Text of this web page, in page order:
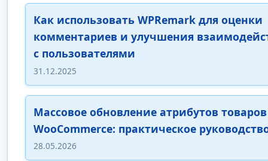
Как использовать WPRemark для оценки
комментариев и улучшения
с пользователями
31.12.2025
Массовое обновление атрибутов
WooCommerce: практическое
28.05.2026